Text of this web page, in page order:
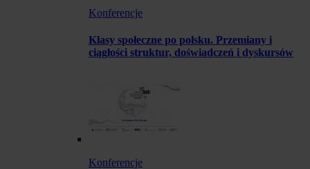
Konferencje
Klasy społeczne po polsku. Przemiany i
ciągłości struktur, doświadczeń i dyskursów
Konferencje